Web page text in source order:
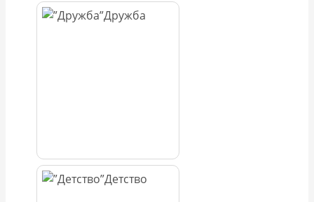
Дружба
Детство